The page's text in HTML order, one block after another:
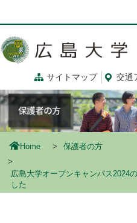
コ
ン
ツ
に
移
動
サイトマップ 交通
Home 保護者の方
広島大学オープンキャンパス2024
した